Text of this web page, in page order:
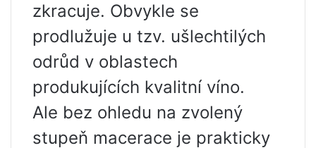
zkracuje. Obvykle se
prodlužuje u tzv. ušlechtilých
odrůd v oblastech
produkujících kvalitní víno.
Ale bez ohledu na zvolený
stupeň macerace je prakticky